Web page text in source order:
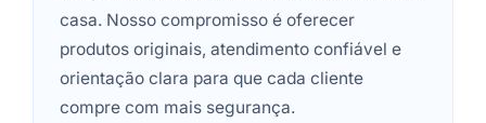
casa. Nosso compromisso é oferecer
produtos originais, atendimento confiável e
orientação clara para que cada cliente
compre com mais segurança.